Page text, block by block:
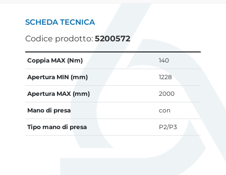
SCHEDA TECNICA
Codice prodotto: 5200572
CARATTERISTICA
Coppia MAX (Nm) 140
Apertura MIN (mm) 1228
Apertura MAX (mm) 2000
Mano di presa con
Tipo mano di presa P2/P3